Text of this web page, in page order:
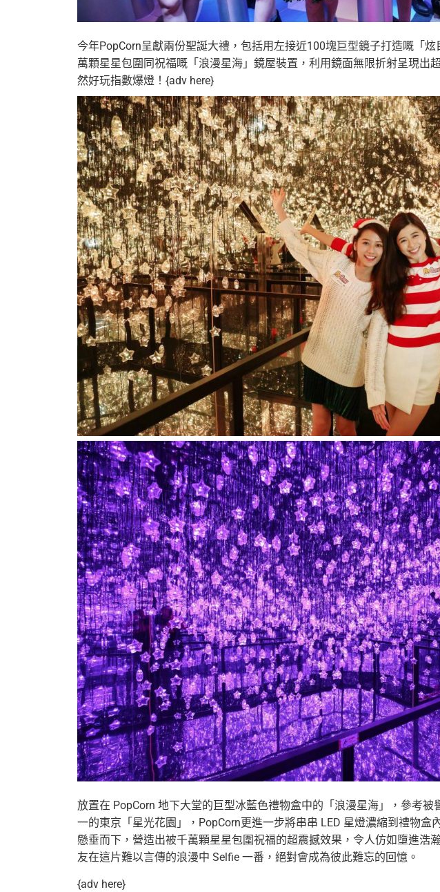
今年PopCorn呈獻兩份聖誕大禮，包括用左接近100塊巨型鏡子打造嘅「
萬顆星星包圍同祝福嘅「浪漫星海」鏡屋裝置，利用鏡面無限折射呈現出
然好玩指數爆燈！{adv here}
放置在 PopCorn 地下大堂的巨型冰藍色禮物盒中的「浪漫星海」，參考被
一的東京「星光花園」，PopCorn更進一步將串串 LED 星燈濃縮到禮物盒
懸垂而下，營造出被千萬顆星星包圍祝福的超震撼效果，令人仿如墮進浩
友在這片難以言傳的浪漫中 Selfie 一番，絕對會成為彼此難忘的回憶。
{adv here}